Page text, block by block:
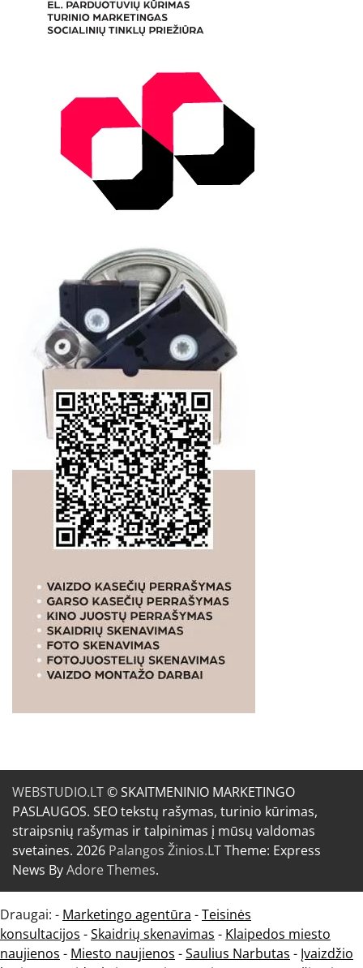
WEBSTUDIO.LT© SKAITMENINIO MARKETINGO
PASLAUGOS. SEO tekstų rašymas, turinio kūrimas,
straipsnių rašymas ir talpinimas į mūsų valdomas
svetaines. 2026 Palangos Žinios.LTTheme: Express
News ByAdore Themes.
Draugai: - Marketingo agentūra -Teisinės
konsultacijos -Skaidrių skenavimas - Klaipedos miesto
naujienos - Miesto naujienos -Saulius Narbutas - Įvaizdžio